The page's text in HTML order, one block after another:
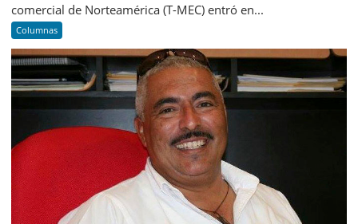
comercial de Norteamérica (T-MEC) entró en...
Columnas